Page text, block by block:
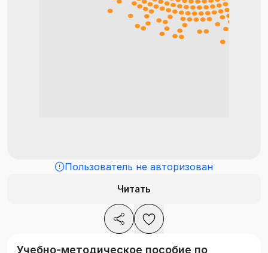
Пользователь не авторизован
Читать
Учебно-методическое пособие по